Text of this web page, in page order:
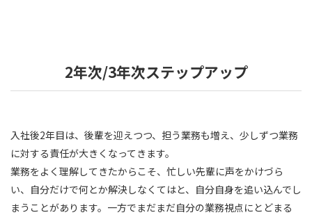
2年次/3年次ステップアップ
入社後2年目は、後輩を迎えつつ、担う業務も増え、少しずつ業務
に対する責任が大きくなってきます。
業務をよく理解してきたからこそ、忙しい先輩に声をかけづら
い、自分だけで何とか解決しなくてはと、自分自身を追い込んでし
まうことがあります。一方でまだまだ自分の業務視点にとどまる